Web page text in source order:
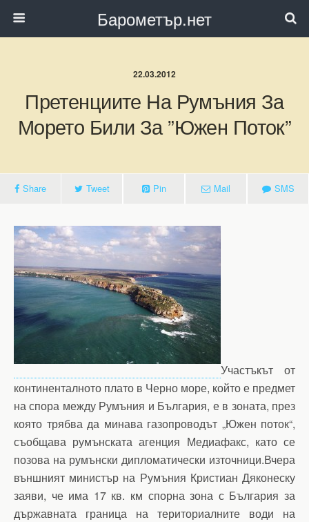
Барометър.нет
22.03.2012
Претенциите На Румъния За
Морето Били За ”Южен Поток”
Share Tweet Pin Mail SMS
Участъкът от
континенталното плато в Черно море, който е предмет
на спора между Румъния и България, е в зоната, през
която трябва да минава газопроводът „Южен поток“,
съобщава румънската агенция Медиафакс, като се
позова на румънски дипломатически източници.Вчера
външният министър на Румъния Кристиан Дяконеску
заяви, че има 17 кв. км спорна зона с България за
държавната граница на териториалните води на